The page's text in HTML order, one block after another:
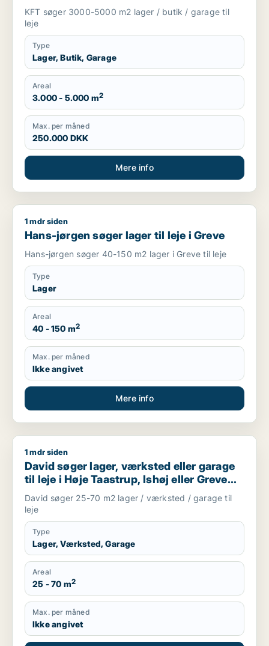
KFT søger 3000-5000 m2 lager / butik / garage til
leje
Type
Lager, Butik, Garage
Areal
3.000 - 5.000 m2
Max. per måned
250.000 DKK
Mere info
Hans-jørgen søger lager til leje i Greve
1 mdr siden
Hans-jørgen søger lager til leje i Greve
Hans-jørgen søger 40-150 m2 lager i Greve til leje
Type
Lager
Areal
40 - 150 m2
Max. per måned
Ikke angivet
Mere info
David søger lager, værksted eller garage til leje i Høje
1 mdr siden
David søger lager, værksted eller garage
til leje i Høje Taastrup, Ishøj eller Greve
m.fl.
David søger 25-70 m2 lager / værksted / garage til
leje
Type
Lager, Værksted, Garage
Areal
25 - 70 m2
Max. per måned
Ikke angivet